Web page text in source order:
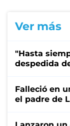
Ver más
"Hasta
despedida
Falleció en
el padre de